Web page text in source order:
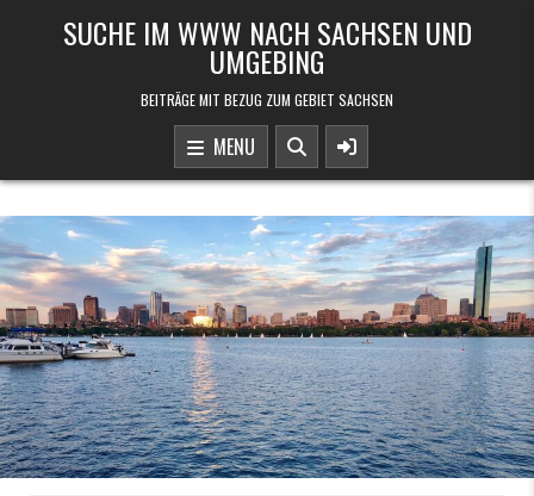
SUCHE IM WWW NACH SACHSEN UND
UMGEBING
BEITRÄGE MIT BEZUG ZUM GEBIET SACHSEN
MENU